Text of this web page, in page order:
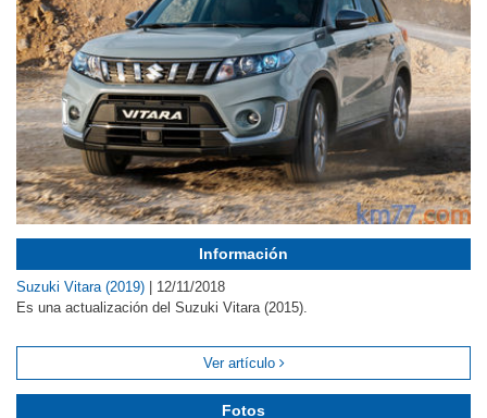
Información
Suzuki Vitara (2019)
12/11/2018
Es una actualización del Suzuki Vitara (2015).
Ver artículo
Fotos